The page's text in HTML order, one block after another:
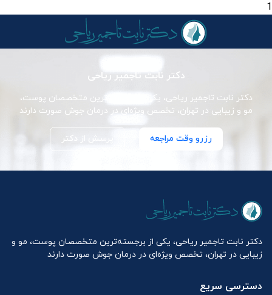
1
دکتر نابت تاجمیر ریاحی
دکتر نابت تاجمیر ریاحی، یکی از برجسته‌ترین متخصصان پوست،
مو و زیبایی در تهران، تخصص ویژه‌ای در درمان جوش صورت دارند
رزرو وقت مراجعه پرسش از دکتر
دکتر نابت تاجمیر ریاحی، یکی از برجسته‌ترین متخصصان پوست، مو و
زیبایی در تهران، تخصص ویژه‌ای در درمان جوش صورت دارند
دسترسی سریع